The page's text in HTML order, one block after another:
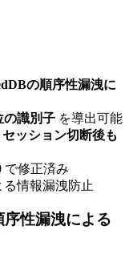
の順序性漏洩に
の識別子 を導出可能
セッション切断後も
で修正済み
情報漏洩防止
性漏洩による